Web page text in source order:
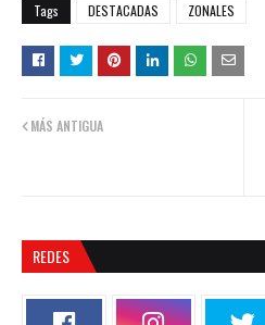
Tags DESTACADAS ZONALES
MÁS ANTIGUA
REDES